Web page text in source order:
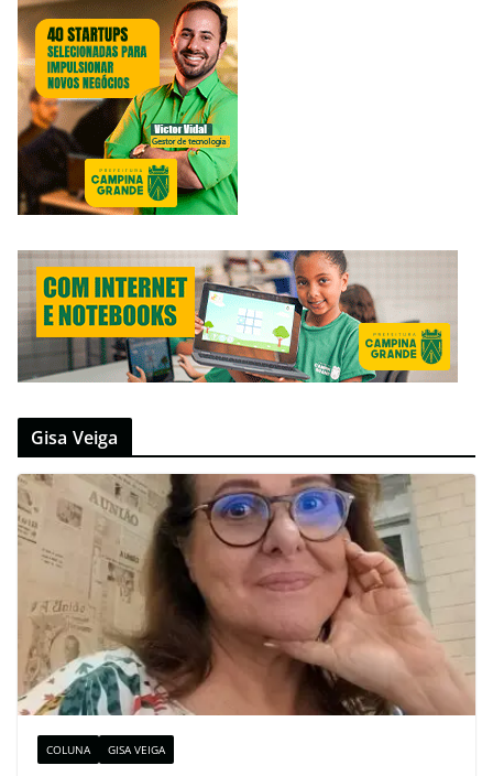
Gisa Veiga
COLUNA GISA VEIGA